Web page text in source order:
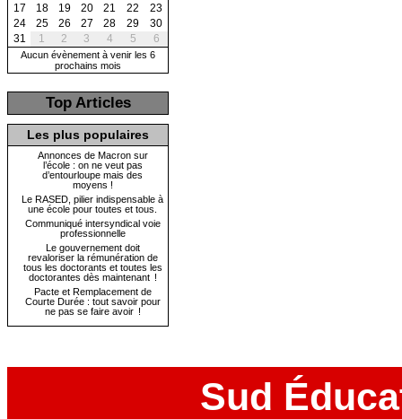
17 18 19 20 21 22
23
24
25 26 27 28 29
30
31
1 2 3 4 5 6
Aucun évènement à venir les 6
prochains mois
Top Articles
Les plus populaires
Annonces de Macron sur
l’école : on ne veut pas
d’entourloupe mais des
moyens !
Le RASED, pilier indispensable à
une école pour toutes et tous.
Communiqué intersyndical voie
professionnelle
Le gouvernement doit
revaloriser la rémunération de
tous les doctorants et toutes les
doctorantes dès maintenant !
Pacte et Remplacement de
Courte Durée : tout savoir pour
ne pas se faire avoir !
Sud